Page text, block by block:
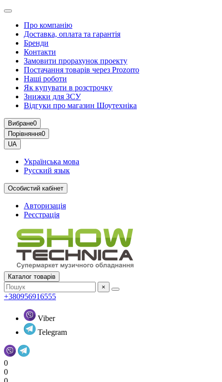
Про компанію
Доставка, оплата та гарантія
Бренди
Контакти
Замовити прорахунок проекту
Постачання товарів через Prozorro
Наші роботи
Як купувати в розстрочку
Знижки для ЗСУ
Відгуки про магазин Шоутехнiка
Вибране0
Порівняння0
UA
Українська мова
Русский язык
Особистий кабінет
Авторизація
Реєстрація
Каталог товарів
×
+380956916555
Viber
Telegram
0
0